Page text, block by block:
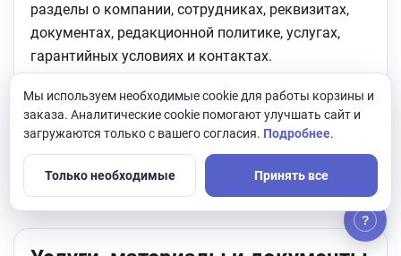
разделы о компании, сотрудниках, реквизитах,
документах, редакционной политике, услугах,
гарантийных условиях и контактах.
Подробнее:о компании ANDPRO,реквизиты ООО
«АНД-Системс»,сотрудники ANDPRO,
редакционная политика,гарантия и сервис,
?
Мы используем необходимые cookie для работы корзины и
заказа. Аналитические cookie помогают улучшать сайт и
загружаются только с вашего согласия. Подробнее.
Только необходимые Принять все